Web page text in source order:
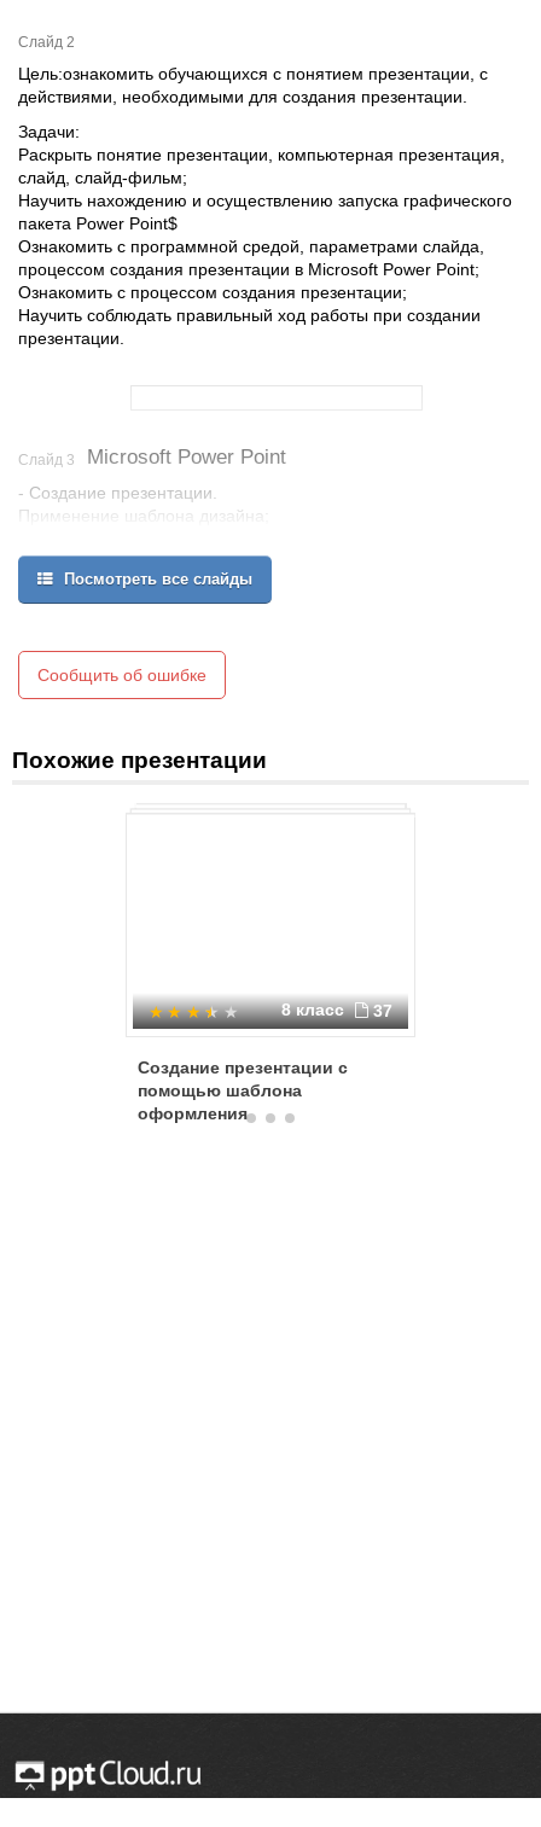
Слайд 2
Цель:ознакомить обучающихся с понятием презентации, с
действиями, необходимыми для создания презентации.
Задачи:
Раскрыть понятие презентации, компьютерная презентация,
слайд, слайд-фильм;
Научить нахождению и осуществлению запуска графического
пакета Power Point$
Ознакомить с программной средой, параметрами слайда,
процессом создания презентации в Microsoft Power Point;
Ознакомить с процессом создания презентации;
Научить соблюдать правильный ход работы при создании
презентации.
Слайд 3 Microsoft Power Point
- Создание презентации.
Применение шаблона дизайна;
Рисование и вставка графики;
Выбор цвета, типа линий и заливка;
Настройка анимации.
Посмотреть все слайды
Сообщить об ошибке
Похожие презентации
8 класс 37
Создание презентации с
помощью шаблона
оформления